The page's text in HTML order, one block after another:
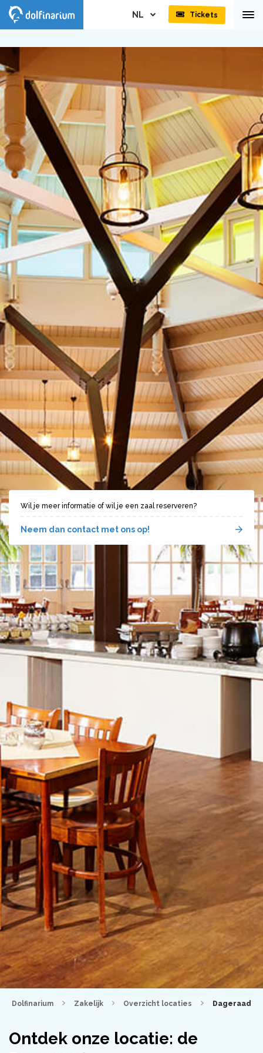
NL Tickets
Wil je meer informatie of wil je een zaal reserveren?
Neem dan contact met ons op!
Dolfinarium Zakelijk Overzicht locaties Dageraad
Ontdek onze locatie: de